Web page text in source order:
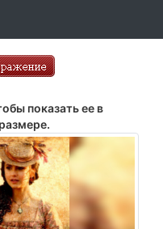
показать ее в